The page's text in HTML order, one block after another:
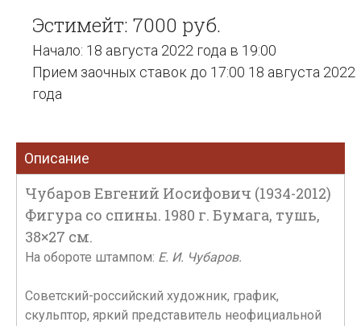
Эстимейт: 7000 руб.
Начало: 18 августа 2022 года в 19:00
Прием заочных ставок до 17:00 18 августа 2022
года
Описание
Чубаров Евгений Иосифович (1934-2012)
Фигура со спины. 1980 г. Бумага, тушь,
38×27 см.
На обороте штампом: Е. И. Чубаров.
Советский-российский художник, график,
скульптор, яркий представитель неофициальной